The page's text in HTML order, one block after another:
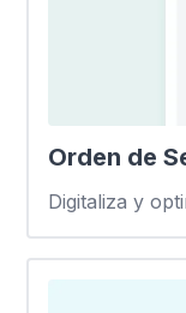
Orden de
Digitaliza y